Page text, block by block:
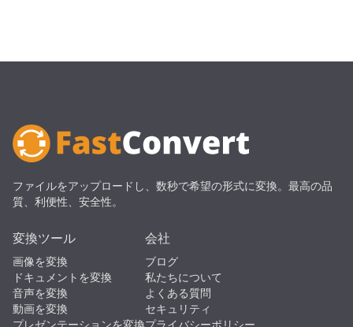
ファイルをアップロードし、数秒で希望の形式に変換。最高の品
質、利便性、安全性。
変換ツール
画像を変換
ドキュメントを変換
音声を変換
動画を変換
会社
ブログ
私たちについて
よくある質問
セキュリティ